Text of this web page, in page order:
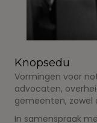
Knopsedu
Vormingen voor
advocaten,
gemeenten, zowel
In samenspraak